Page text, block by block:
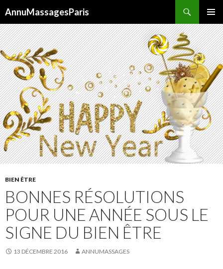
AnnuMassagesParis
MENU
AU
CONTENU
BIEN ÊTRE
BONNES RÉSOLUTIONS
POUR UNE ANNÉE SOUS LE
SIGNE DU BIEN ÊTRE
13 DÉCEMBRE 2016 ANNUMASSAGES